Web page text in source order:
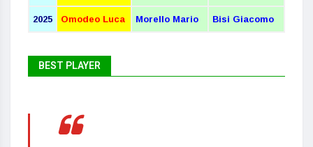
2025 Omodeo Luca Morello Mario Bisi Giacomo
BEST PLAYER